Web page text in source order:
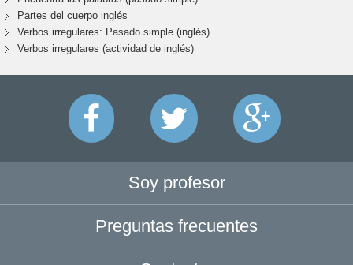
Partes del cuerpo inglés
Verbos irregulares: Pasado simple (inglés)
Verbos irregulares (actividad de inglés)
Soy profesor
Preguntas frecuentes